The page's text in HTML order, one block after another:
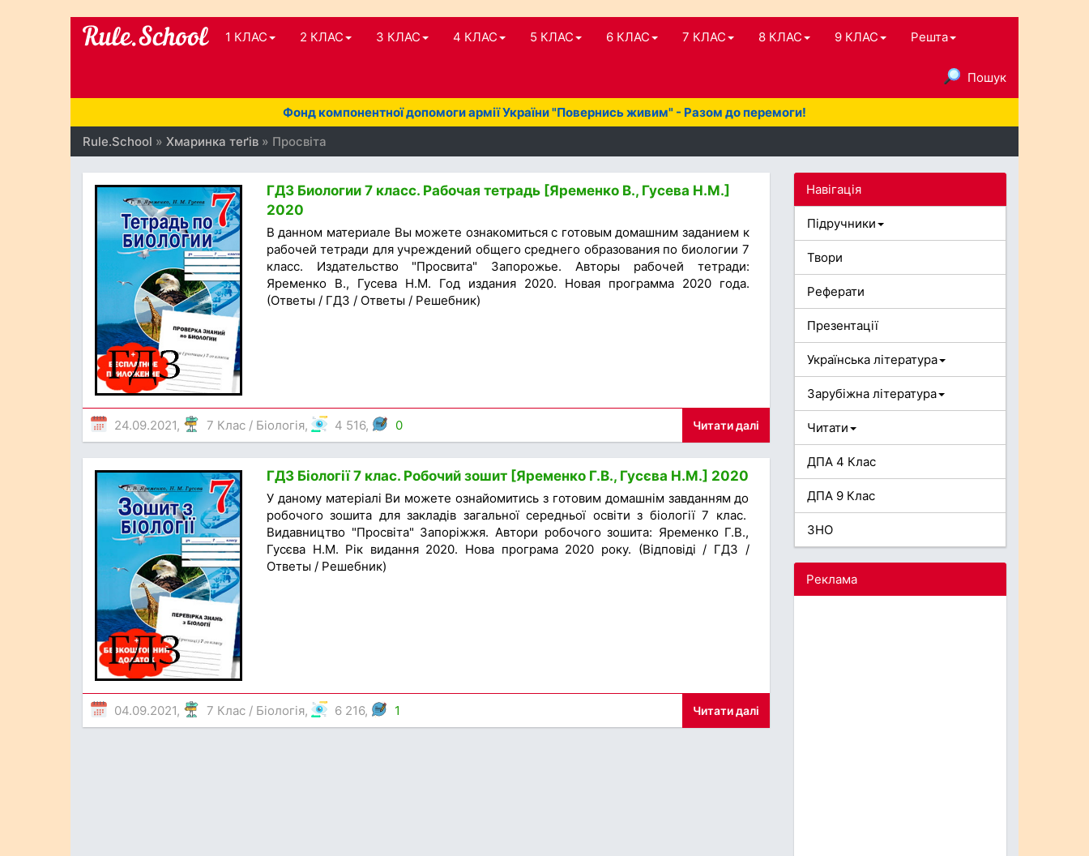
1 КЛАС 2 КЛАС 3 КЛАС 4 КЛАС 5 КЛАС 6 КЛАС 7 КЛАС 8 КЛАС 9 КЛАС Решта
Пошук
Фонд компонентної допомоги армії України "Повернись живим" - Разом до перемоги!
Rule.School » Хмаринка теґів » Просвіта
ГДЗ Биологии 7 класс. Рабочая тетрадь [Яременко В., Гусева Н.М.]
2020
В данном материале Вы можете ознакомиться с готовым домашним заданием к
рабочей тетради для учреждений общего среднего образования по биологии 7
класс. Издательство "Просвита" Запорожье. Авторы рабочей тетради:
Яременко В., Гусева Н.М. Год издания 2020. Новая программа 2020 года.
(Ответы / ГДЗ / Ответы / Решебник)
24.09.2021, 7 Клас / Біологія, 4 516, 0 Читати далі
ГДЗ Біології 7 клас. Робочий зошит [Яременко Г.В., Гусєва Н.М.] 2020
У даному матеріалі Ви можете ознайомитись з готовим домашнім завданням до
робочого зошита для закладів загальної середньої освіти з біології 7 клас.
Видавництво "Просвіта" Запоріжжя. Автори робочого зошита: Яременко Г.В.,
Гусєва Н.М. Рік видання 2020. Нова програма 2020 року. (Відповіді / ГДЗ /
Ответы / Решебник)
04.09.2021, 7 Клас / Біологія, 6 216, 1 Читати далі
Навігація
Підручники
Твори
Реферати
Презентації
Українська література
Зарубіжна література
Читати
ДПА 4 Клас
ДПА 9 Клас
ЗНО
Реклама